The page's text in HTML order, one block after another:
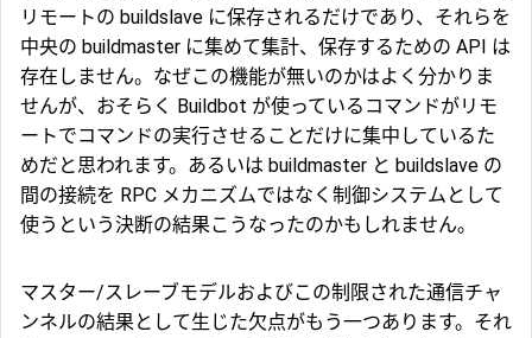
リモートの buildslave に保存されるだけであり、それらを
中央の buildmaster に集めて集計、保存するための API は
存在しません。なぜこの機能が無いのかはよく分かりま
せんが、おそらく Buildbot が使っているコマンドがリモ
ートでコマンドの実行させることだけに集中しているた
めだと思われます。あるいは buildmaster と buildslave の
間の接続を RPC メカニズムではなく制御システムとして
使うという決断の結果こうなったのかもしれません。
マスター/スレーブモデルおよびこの制限された通信チャ
ンネルの結果として生じた欠点がもう一つあります。それ